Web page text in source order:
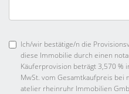
Ich/wir bestätige/n die
diese Immobilie durch einen
Käuferprovision beträgt 3,570 %
MwSt. vom Gesamtkaufpreis bei
atelier rheinruhr Immobilien